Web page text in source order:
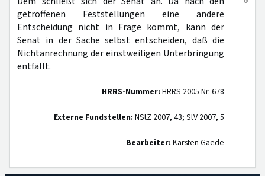
getroffenen Feststellungen eine andere
Entscheidung nicht in Frage kommt, kann der
Senat in der Sache selbst entscheiden, daß die
Nichtanrechnung der einstweiligen Unterbringung
entfällt.
HRRS-Nummer: HRRS 2005 Nr. 678
Externe Fundstellen: NStZ 2007, 43; StV 2007, 5
Bearbeiter: Karsten Gaede